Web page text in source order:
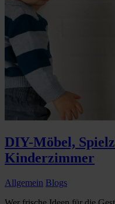
DIY-Möbel,
Kinderzimmer
Allgemein Blogs